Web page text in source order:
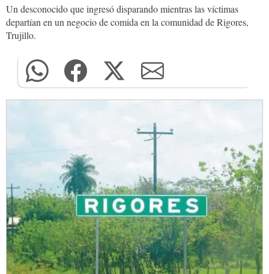
Un desconocido que ingresó disparando mientras las víctimas
departían en un negocio de comida en la comunidad de Rigores,
Trujillo.